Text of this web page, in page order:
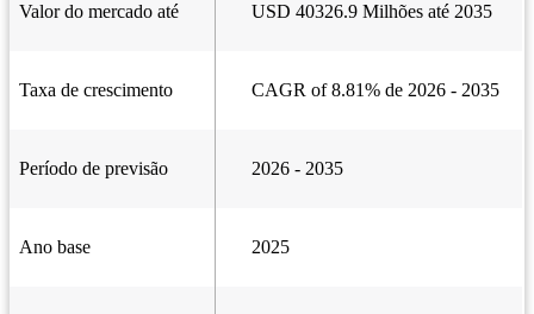
Valor do mercado até USD 40326.9 Milhões até 2035
Taxa de crescimento CAGR of 8.81% de 2026 - 2035
Período de previsão 2026 - 2035
Ano base 2025